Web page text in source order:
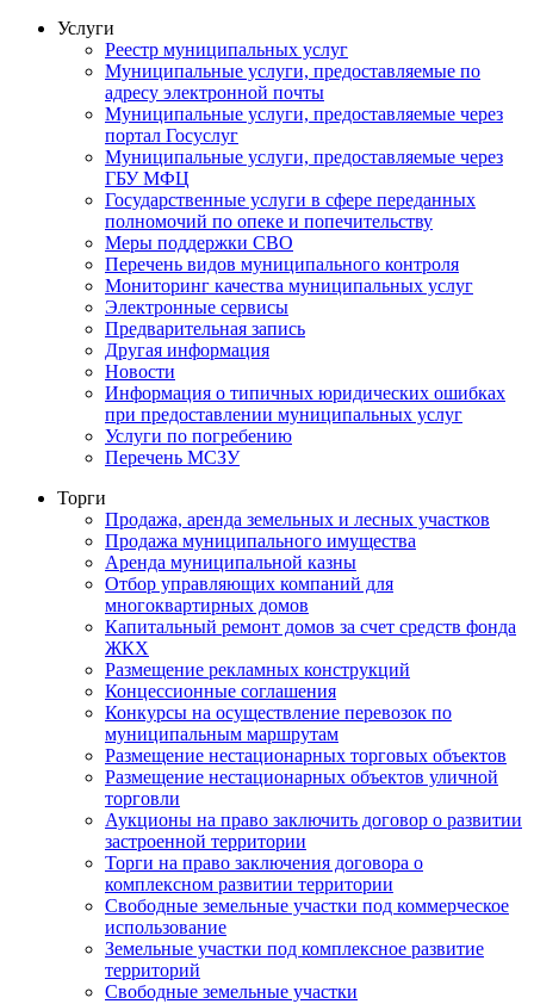
Услуги
Реестр муниципальных услуг
Муниципальные услуги, предоставляемые по
адресу электронной почты
Муниципальные услуги, предоставляемые через
портал Госуслуг
Муниципальные услуги, предоставляемые через
ГБУ МФЦ
Государственные услуги в сфере переданных
полномочий по опеке и попечительству
Меры поддержки СВО
Перечень видов муниципального контроля
Мониторинг качества муниципальных услуг
Электронные сервисы
Предварительная запись
Другая информация
Новости
Информация о типичных юридических ошибках
при предоставлении муниципальных услуг
Услуги по погребению
Перечень МСЗУ
Торги
Продажа, аренда земельных и лесных участков
Продажа муниципального имущества
Аренда муниципальной казны
Отбор управляющих компаний для
многоквартирных домов
Капитальный ремонт домов за счет средств фонда
ЖКХ
Размещение рекламных конструкций
Концессионные соглашения
Конкурсы на осуществление перевозок по
муниципальным маршрутам
Размещение нестационарных торговых объектов
Размещение нестационарных объектов уличной
торговли
Аукционы на право заключить договор о развитии
застроенной территории
Торги на право заключения договора о
комплексном развитии территории
Свободные земельные участки под коммерческое
использование
Земельные участки под комплексное развитие
территорий
Свободные земельные участки